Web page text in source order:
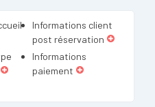
Informations client
post réservation
Informations
paiement